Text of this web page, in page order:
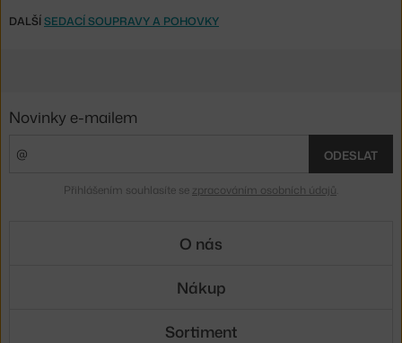
DALŠÍSEDACÍ SOUPRAVY A POHOVKY
Novinky e-mailem
ODESLAT
Přihlášením souhlasíte se zpracováním osobních údajů
O nás
Nákup
Sortiment